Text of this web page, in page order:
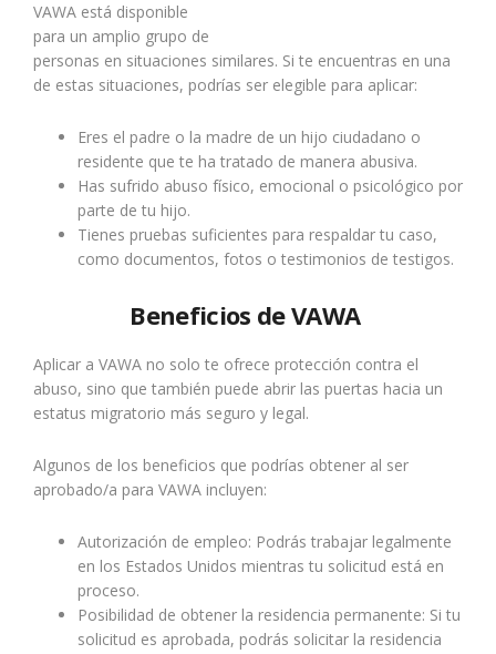
VAWA está disponible
para un amplio grupo de
personas en situaciones similares. Si te encuentras en una
de estas situaciones, podrías ser elegible para aplicar:
Eres el padre o la madre de un hijo ciudadano o
residente que te ha tratado de manera abusiva.
Has sufrido abuso físico, emocional o psicológico por
parte de tu hijo.
Tienes pruebas suficientes para respaldar tu caso,
como documentos, fotos o testimonios de testigos.
Beneficios de VAWA
Aplicar a VAWA no solo te ofrece protección contra el
abuso, sino que también puede abrir las puertas hacia un
estatus migratorio más seguro y legal.
Algunos de los beneficios que podrías obtener al ser
aprobado/a para VAWA incluyen:
Autorización de empleo: Podrás trabajar legalmente
en los Estados Unidos mientras tu solicitud está en
proceso.
Posibilidad de obtener la residencia permanente: Si tu
solicitud es aprobada, podrás solicitar la residencia